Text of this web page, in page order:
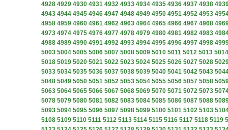
4928 4929 4930 4931 4932 4933 4934 4935 4936 4937 4938
4943 4944 4945 4946 4947 4948 4949 4950 4951 4952 4953
4958 4959 4960 4961 4962 4963 4964 4965 4966 4967 4968
4973 4974 4975 4976 4977 4978 4979 4980 4981 4982 4983
4988 4989 4990 4991 4992 4993 4994 4995 4996 4997 4998
5003 5004 5005 5006 5007 5008 5009 5010 5011 5012 5013 5014
5018 5019 5020 5021 5022 5023 5024 5025 5026 5027 5028
5033 5034 5035 5036 5037 5038 5039 5040 5041 5042 5043
5048 5049 5050 5051 5052 5053 5054 5055 5056 5057 5058
5063 5064 5065 5066 5067 5068 5069 5070 5071 5072 5073
5078 5079 5080 5081 5082 5083 5084 5085 5086 5087 5088
5093 5094 5095 5096 5097 5098 5099 5100 5101 5102 5103
5108 5109 5110 5111 5112 5113 5114 5115 5116 5117 5118 5119